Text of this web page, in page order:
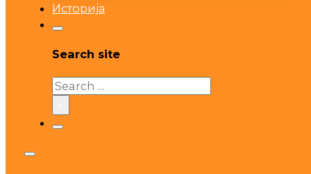
Историја
Search site
Search